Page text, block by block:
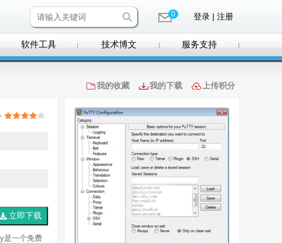
0 登录 | 注册
软件工具 技术博文 服务支持
我的收藏 我的下载 上传积分
是一个免费